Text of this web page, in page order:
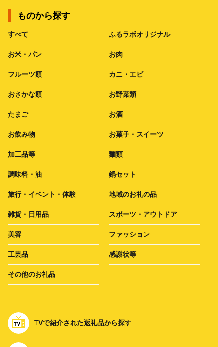
ものから探す
すべて ふるラボオリジナル
お米・パン お肉
フルーツ類 カニ・エビ
おさかな類 お野菜類
たまご お酒
お飲み物 お菓子・スイーツ
加工品等 麺類
調味料・油 鍋セット
旅行・イベント・体験 地域のお礼の品
雑貨・日用品 スポーツ・アウトドア
美容 ファッション
工芸品 感謝状等
その他のお礼品
TVで紹介された返礼品から探す